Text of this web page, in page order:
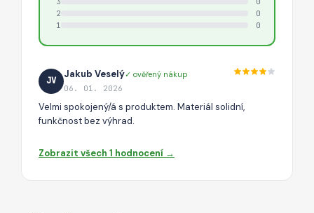
2
0
1
0
JV
Jakub Veselý✓ ověřený nákup
06. 01. 2026
Velmi spokojený/á s produktem. Materiál solidní,
funkčnost bez výhrad.
Zobrazit všech 1 hodnocení →